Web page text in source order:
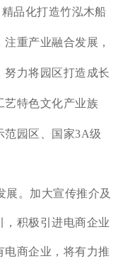
品化打造竹泓木船
重产业融合发展，
努力将园区打造成长
艺特色文化产业族
范园区、国家3A级
。 加大宣传推介及
，积极引进电商企业
电商企业，将有力推